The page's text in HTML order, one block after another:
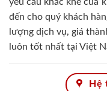
yêu cầu khắc khe của
đến cho quý khách
lượng dịch vụ, giá
luôn tốt nhất tại Việt
Hệ